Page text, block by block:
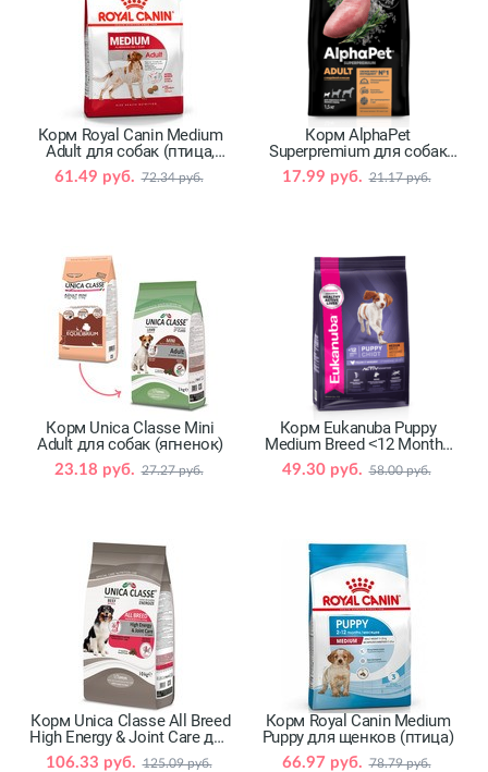
Корм Royal Canin Medium
Adult для собак (птица,
свинина)
61.49 руб. 72.34 руб.
Корм AlphaPet
Superpremium для собак
(индейка, рис)
17.99 руб. 21.17 руб.
Корм Unica Classe Mini
Adult для собак (ягненок)
23.18 руб. 27.27 руб.
Корм Eukanuba Puppy
Medium Breed ˂12 Months
для щенков (птица)
49.30 руб. 58.00 руб.
Корм Unica Classe All Breed
High Energy & Joint Care для
собак (говядина)
106.33 руб. 125.09 руб.
Корм Royal Canin Medium
Puppy для щенков (птица)
66.97 руб. 78.79 руб.